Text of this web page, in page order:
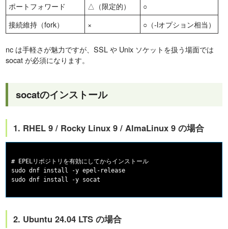
ポートフォワード
△（限定的）
○
接続維持（fork）
× ○（-lオプション相当）
nc は手軽さが魅力ですが、SSL や Unix ソケットを扱う場面では
socat が必須になります。
socatのインストール
1. RHEL 9 / Rocky Linux 9 / AlmaLinux 9 の場合
# EPELリポジトリを有効にしてからインストール
sudo dnf install -y epel-release
2. Ubuntu 24.04 LTS の場合